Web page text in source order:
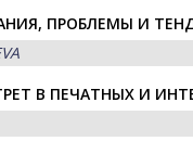
ПРОБЛЕМЫ И
В ПЕЧАТНЫХ И